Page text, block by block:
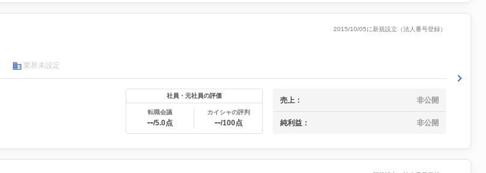
2015/10/05に新規設立（法人番号登録）
業界未設定
社員・元社員の評価
転職会議
--/5.0点
カイシャの評判
--/100点
売上： 非公開
純利益： 非公開